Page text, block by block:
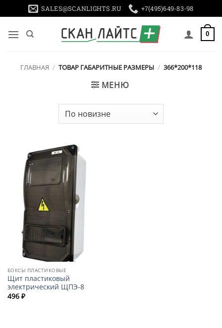
to
content
SALES@SCANLIGHTS.RU +7(495)649-83-98
0
ГЛАВНАЯ / ТОВАР ГАБАРИТНЫЕ РАЗМЕРЫ / 366*200*118
МЕНЮ
БОКСЫ ПЛАСТИКОВЫЕ
Щит пластиковый
электрический ЩПЭ-8
496 ₽